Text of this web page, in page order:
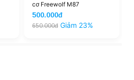
cơ Freewolf M87
500.000đ
650.000đ Giảm 23%